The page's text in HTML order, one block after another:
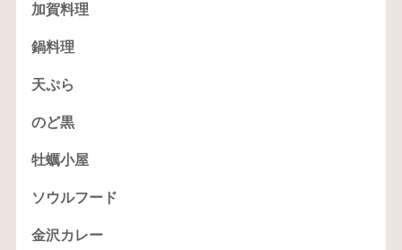
加賀料理
鍋料理
天ぷら
のど黒
牡蠣小屋
ソウルフード
金沢カレー